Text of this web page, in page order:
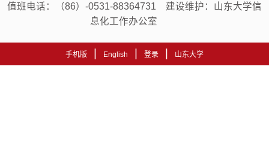
值班电话：（86）-0531-88364731 建设维护：山东大学信
息化工作办公室
手机版 English 登录 山东大学